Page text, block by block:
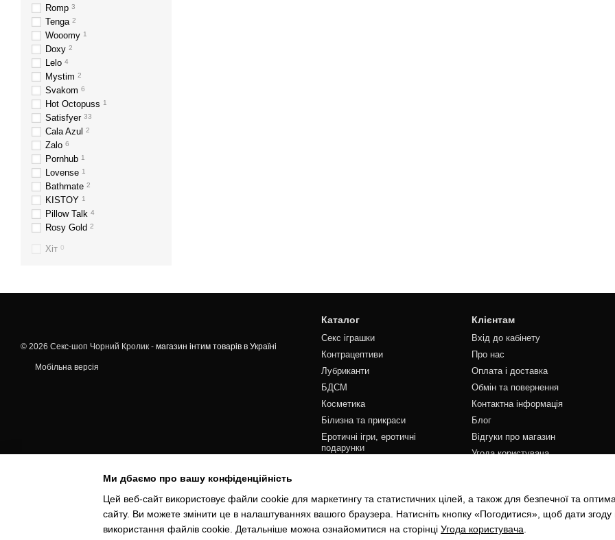
Romp 3
Tenga 2
Wooomy 1
Doxy 2
Lelo 4
Mystim 2
Svakom 6
Hot Octopuss 1
Satisfyer 33
Cala Azul 2
Zalo 6
Pornhub 1
Lovense 1
Bathmate 2
KISTOY 1
Pillow Talk 4
Rosy Gold 2
Хіт 0
© 2026 Секс-шоп Чорний Кролик - магазин інтим товарів в Україні
Мобільна версія
Каталог
Секс іграшки
Контрацептиви
Лубриканти
БДСМ
Косметика
Білизна та прикраси
Еротичні ігри, еротичні
подарунки
Клієнтам
Вхід до кабінету
Про нас
Оплата і доставка
Обмін та повернення
Контактна інформація
Блог
Відгуки про магазин
Угода користувача
Ми дбаємо про вашу конфіденційність
Цей веб-сайт використовує файли cookie для маркетингу та статистичних цілей, а також для безпечної та
сайту. Ви можете змінити це в налаштуваннях вашого браузера. Натисніть кнопку «Погодитися», щоб дати згоду
використання файлів cookie. Детальніше можна ознайомитися на сторінці Угода користувача